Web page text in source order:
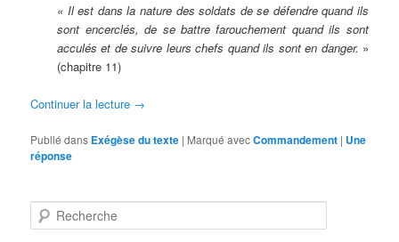
« Il est dans la nature des soldats de se défendre quand ils
sont encerclés, de se battre farouchement quand ils sont
acculés et de suivre leurs chefs quand ils sont en danger. »
(chapitre 11)
Continuer la lecture →
Publié dans Exégèse du texte | Marqué avecCommandement | Une
réponse
e